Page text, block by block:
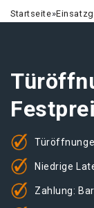
Startseite»
Niedrige
Zahlung: